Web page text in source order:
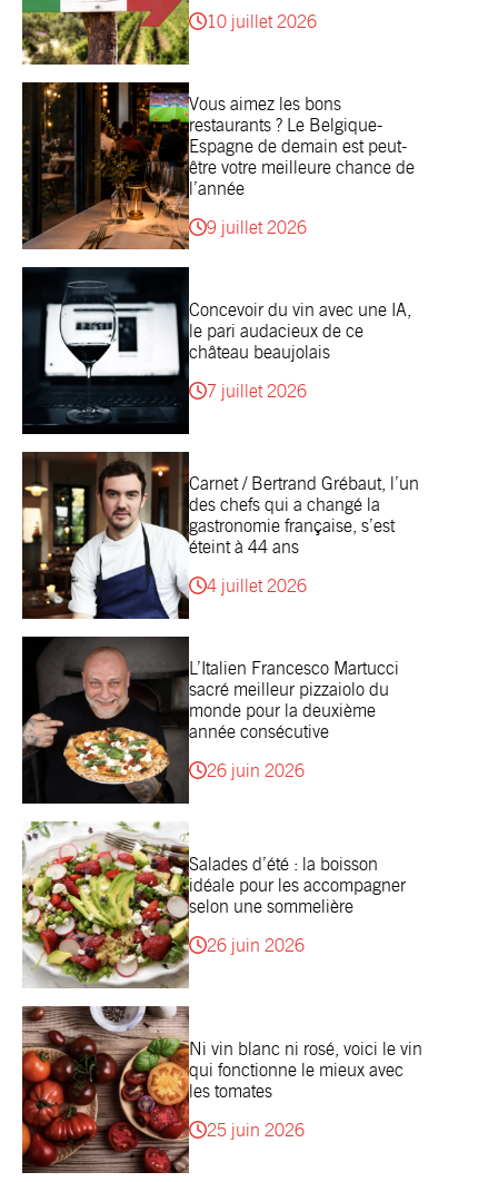
10 juillet 2026
Vous aimez les bons
restaurants ? Le Belgique-
Espagne de demain est peut-
être votre meilleure chance de
l’année
9 juillet 2026
Concevoir du vin avec une IA,
le pari audacieux de ce
château beaujolais
7 juillet 2026
Carnet / Bertrand Grébaut, l’un
des chefs qui a changé la
gastronomie française, s’est
éteint à 44 ans
4 juillet 2026
L’Italien Francesco Martucci
sacré meilleur pizzaiolo du
monde pour la deuxième
année consécutive
26 juin 2026
Salades d’été : la boisson
idéale pour les accompagner
selon une sommelière
26 juin 2026
Ni vin blanc ni rosé, voici le vin
qui fonctionne le mieux avec
les tomates
25 juin 2026